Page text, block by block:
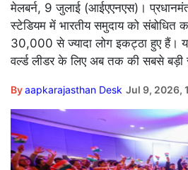
मेलबर्न, 9 जुलाई (आईएएनएस)।
स्टेडियम में भारतीय समुदाय को संबोधित
30,000 से ज्यादा लोग इकट्ठा हुए हैं।
वर्ल्ड लीडर के लिए अब तक की सबसे बड़ी
Byaapkarajasthan Desk Jul 9, 2026,